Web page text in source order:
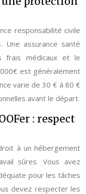
responsabilité civile
Une assurance santé
frais médicaux et le
est généralement
varie de 30 € à 80 €
avant le départ.
: respect
à un hébergement
sûres. Vous avez
pour les tâches
devez respecter les